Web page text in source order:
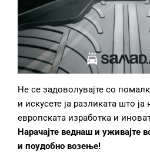
Не се задоволувајте со
и искусете ја разликата што
европската изработка и
Нарачајте веднаш и уживајте
и поудобно возење!